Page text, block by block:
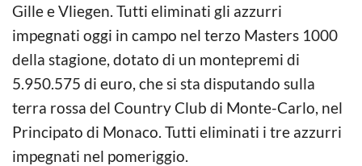
Gille e Vliegen. Tutti eliminati gli azzurri
impegnati oggi in campo nel terzo Masters 1000
della stagione, dotato di un montepremi di
5.950.575 di euro, che si sta disputando sulla
terra rossa del Country Club di Monte-Carlo, nel
Principato di Monaco. Tutti eliminati i tre azzurri
impegnati nel pomeriggio.